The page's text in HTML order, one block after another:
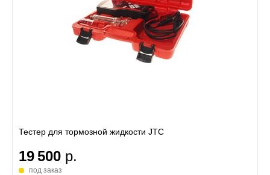
Тестер для тормозной жидкости JTC
19 500 р.
под заказ